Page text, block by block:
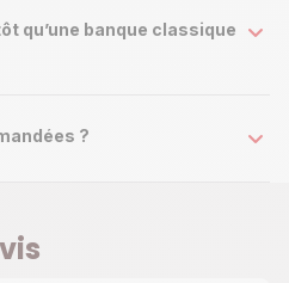
qu’une banque classique
?